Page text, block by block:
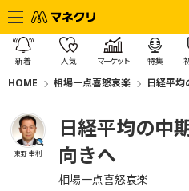
新着 人気 マーケット 特集
HOME 相場一点喜怒哀楽 日経平
東野 幸利
日経平均の中
向きへ
相場一点喜怒哀楽